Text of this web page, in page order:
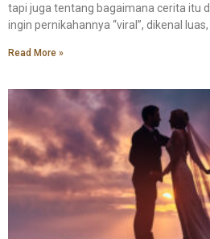
tapi juga tentang bagaimana cerita itu
ingin pernikahannya “viral”, dikenal
Read More »